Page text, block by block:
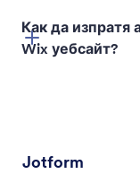
инструкции
Как да изпратя
Wix уебсайт?
Jotform